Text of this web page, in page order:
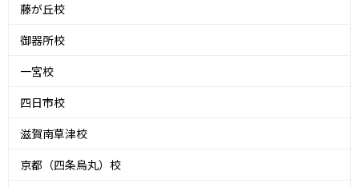
藤が丘校
御器所校
一宮校
四日市校
滋賀南草津校
京都（四条烏丸）校